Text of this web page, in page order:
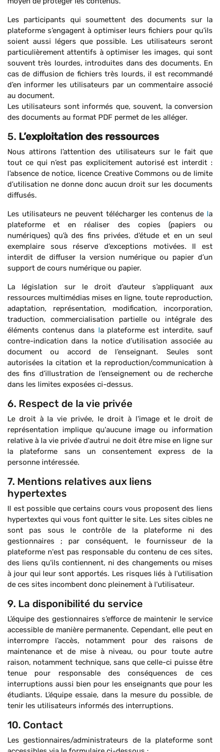
Les participants qui soumettent des documents sur la
plateforme s’engagent à optimiser leurs fichiers pour qu’ils
soient aussi légers que possible. Les utilisateurs seront
particulièrement attentifs à optimiser les images, qui sont
souvent très lourdes, introduites dans des documents. En
cas de diffusion de fichiers très lourds, il est recommandé
d’en informer les utilisateurs par un commentaire associé
au document.
Les utilisateurs sont informés que, souvent, la conversion
des documents au format PDF permet de les alléger.
5. L’exploitation des ressources
Nous attirons l’attention des utilisateurs sur le fait que
tout ce qui n’est pas explicitement autorisé est interdit :
l’absence de notice, licence Creative Commons ou de limite
d’utilisation ne donne donc aucun droit sur les documents
diffusés.
Les utilisateurs ne peuvent télécharger les contenus de la
plateforme et en réaliser des copies (papiers ou
numériques) qu’à des fins privées, d’étude et en un seul
exemplaire sous réserve d’exceptions motivées. Il est
interdit de diffuser la version numérique ou papier d’un
support de cours numérique ou papier.
La législation sur le droit d’auteur s’appliquant aux
ressources multimédias mises en ligne, toute reproduction,
adaptation, représentation, modification, incorporation,
traduction, commercialisation partielle ou intégrale des
éléments contenus dans la plateforme est interdite, sauf
contre-indication dans la notice d’utilisation associée au
document ou accord de l’enseignant. Seules sont
autorisées la citation et la reproduction/communication à
des fins d’illustration de l’enseignement ou de recherche
dans les limites exposées ci-dessus.
6. Respect de la vie privée
Le droit à la vie privée, le droit à l'image et le droit de
représentation implique qu'aucune image ou information
relative à la vie privée d'autrui ne doit être mise en ligne sur
la plateforme sans un consentement express de la
personne intéressée.
7. Mentions relatives aux liens
hypertextes
Il est possible que certains cours vous proposent des liens
hypertextes qui vous font quitter le site. Les sites cibles ne
sont pas sous le contrôle de la plateforme ni des
gestionnaires ; par conséquent, le fournisseur de la
plateforme n'est pas responsable du contenu de ces sites,
des liens qu'ils contiennent, ni des changements ou mises
à jour qui leur sont apportés. Les risques liés à l'utilisation
de ces sites incombent donc pleinement à l'utilisateur.
9. La disponibilité du service
L’équipe des gestionnaires s’efforce de maintenir le service
accessible de manière permanente. Cependant, elle peut en
interrompre l’accès, notamment pour des raisons de
maintenance et de mise à niveau, ou pour toute autre
raison, notamment technique, sans que celle-ci puisse être
tenue pour responsable des conséquences de ces
interruptions aussi bien pour les enseignants que pour les
étudiants. L’équipe essaie, dans la mesure du possible, de
tenir les utilisateurs informés des interruptions.
10. Contact
Les gestionnaires/administrateurs de la plateforme sont